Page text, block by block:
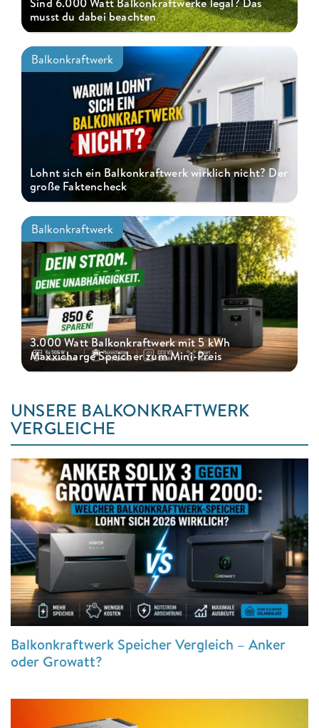
musst du dabei beachten
Balkonkraftwerk
Lohnt sich ein Balkonkraftwerk wirklich nicht? Der
große Faktencheck
Balkonkraftwerk
3.000 Watt Balkonkraftwerk mit 5 kWh
Maxxicharge Speicher zum Mini-Preis
UNSERE BALKONKRAFTWERK
VERGLEICHE
Balkonkraftwerk Speicher Vergleich – Anker
oder Growatt?